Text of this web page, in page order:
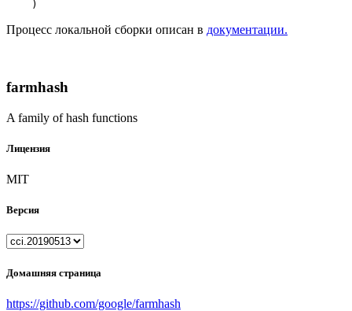
Процесс локальной сборки описан в документации.
farmhash
A family of hash functions
Лицензия
MIT
Версия
Домашняя страница
https://github.com/google/farmhash